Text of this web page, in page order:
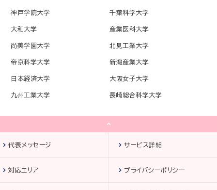
神戸学院大学 千葉科学大学
大和大学 産業医科大学
尚美学園大学 北見工業大学
帝京科学大学 新潟産業大学
日本経済大学 大阪女子大学
九州工業大学 長崎総合科学大学
代表メッセージ サービス詳細
対応エリア プライバシーポリシー